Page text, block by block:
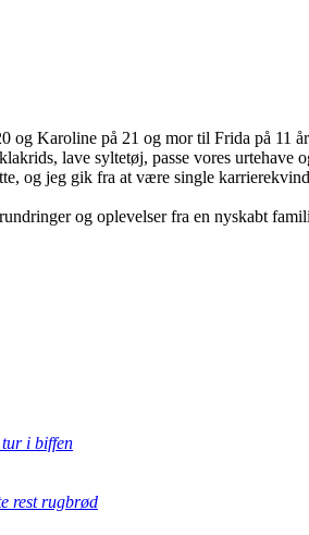
og Karoline på 21 og mor til Frida på 11 år
lave syltetøj, passe vores urtehave
og jeg gik fra at være single
og oplevelser fra en nyskabt
i biffen
rest rugbrød